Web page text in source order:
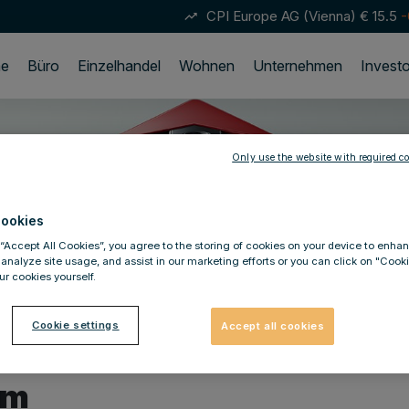
trending_up CPI Europe AG (Vienna) € 15.5
Büro Einzelhandel Wohnen Unternehmen
All Cookies”, you agree to the storing of cookies on your device to
site usage, and assist in our marketing efforts or you can click on
cookies yourself.
Cookie settings Accept all cookies
Only use the website with required